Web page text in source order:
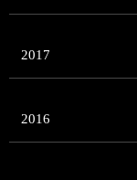
2017
2016